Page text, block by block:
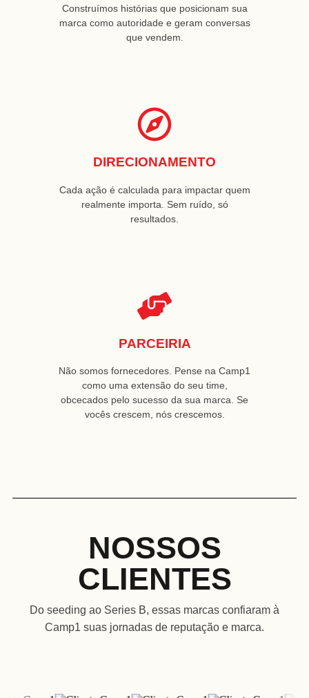
Construímos histórias que posicionam sua
marca como autoridade e geram conversas
que vendem.
DIRECIONAMENTO
Cada ação é calculada para impactar quem
realmente importa. Sem ruído, só
resultados.
PARCEIRIA
Não somos fornecedores. Pense na Camp1
como uma extensão do seu time,
obcecados pelo sucesso da sua marca. Se
vocês crescem, nós crescemos.
NOSSOS
CLIENTES
Do seeding ao Series B, essas marcas confiaram à
Camp1 suas jornadas de reputação e marca.